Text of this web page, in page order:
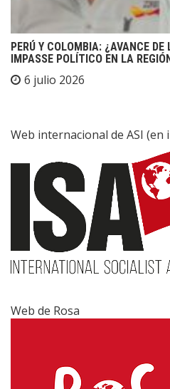
PERÚ Y COLOMBIA: ¿AVANCE
IMPASSE POLÍTICO EN LA
6 julio 2026
Web internacional de ASI (en
Web de Rosa